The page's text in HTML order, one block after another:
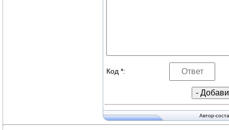
Код *:
Автор-